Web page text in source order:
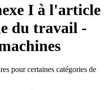
I à l'article
du travail -
pour certaines catégories de